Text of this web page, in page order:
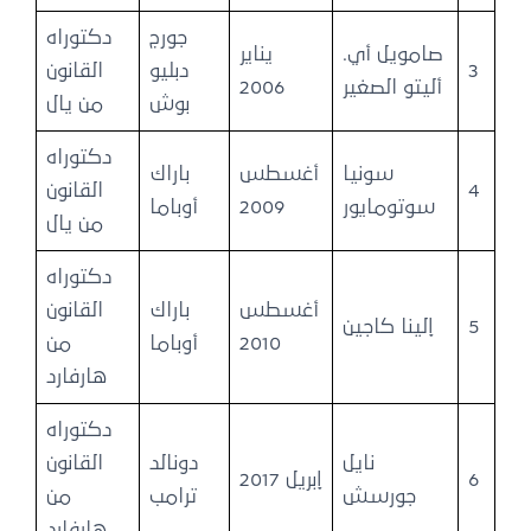
3
صامويل أي.
أليتو الصغير
يناير
2006
جورج
دبليو
بوش
دكتوراه
القانون
من يال
4
سونيا
سوتومايور
أغسطس
2009
باراك
أوباما
دكتوراه
القانون
من يال
5 إلينا كاجين
أغسطس
2010
باراك
أوباما
دكتوراه
القانون
من
هارفارد
6
نايل
جورسش
إبريل 2017
دونالد
ترامب
دكتوراه
القانون
من